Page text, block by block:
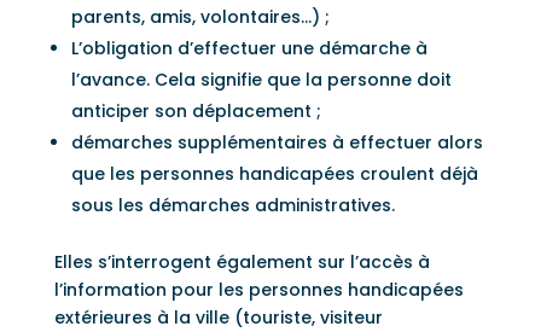
parents, amis, volontaires…) ;
L’obligation d’effectuer une démarche à
l’avance. Cela signifie que la personne doit
anticiper son déplacement ;
démarches supplémentaires à effectuer alors
que les personnes handicapées croulent déjà
sous les démarches administratives.
Elles s’interrogent également sur l’accès à
l’information pour les personnes handicapées
extérieures à la ville (touriste, visiteur